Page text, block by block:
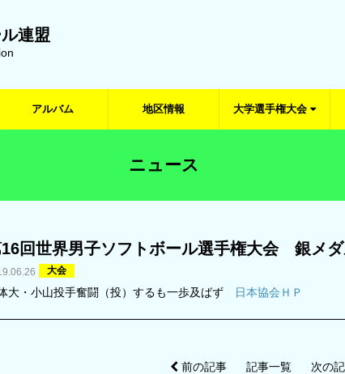
連盟
アルバム 地区情報 大学選手権大会
ニュース
回世界男子ソフトボール選手権大会 銀メ
大会
大・小山投手奮闘（投）するも一歩及ばず 日本協会ＨＰ
前の記事 記事一覧 次の